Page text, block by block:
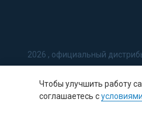
2026 , официальный
Политика в отношении
Соглашение на обработку
Политика использования
Чтобы улучшить работу
соглашаетесь с